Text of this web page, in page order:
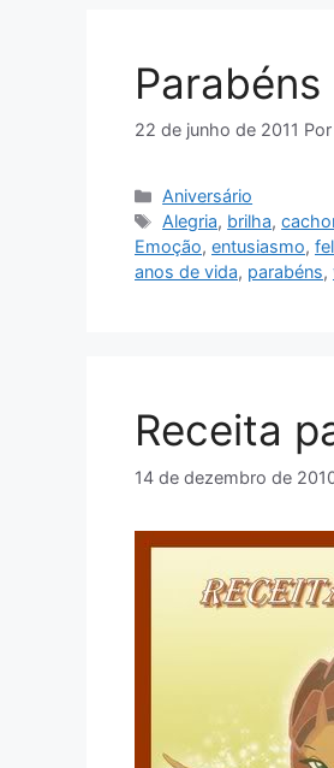
22 de junho de 2011 Por
Categorias
Aniversário
Tags
Alegria, brilha,
Emoção, entusiasmo,
anos de vida, parabéns,
Receita
14 de dezembro de